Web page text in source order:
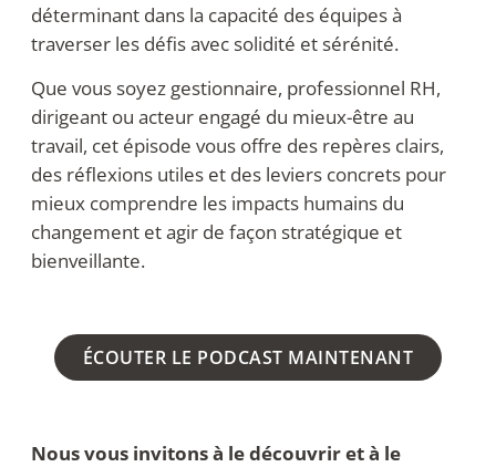
déterminant dans la capacité des équipes à
traverser les défis avec solidité et sérénité.
Que vous soyez gestionnaire, professionnel RH,
dirigeant ou acteur engagé du mieux-être au
travail, cet épisode vous offre des repères clairs,
des réflexions utiles et des leviers concrets pour
mieux comprendre les impacts humains du
changement et agir de façon stratégique et
bienveillante.
ÉCOUTER LE PODCAST MAINTENANT
Nous vous invitons à le découvrir et à le